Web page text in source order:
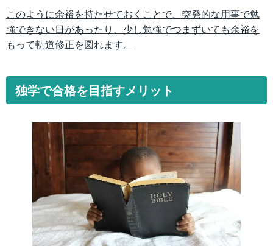
このように余裕を持たせておくことで、突発的な用事で勉
強できない日があったり、少し勉強でつまずいても余裕を
もって軌道修正を図れます。
独学で合格を目指すメリット